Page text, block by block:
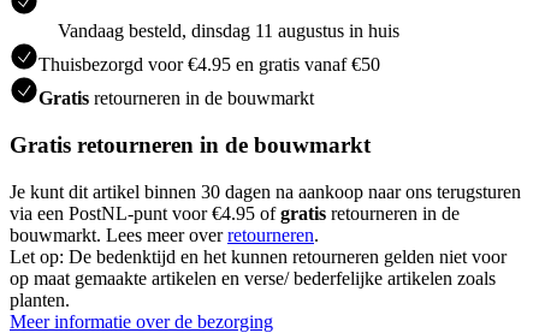
Vandaag besteld, dinsdag 11 augustus in huis
Thuisbezorgd voor €4.95 en gratis vanaf €50
Gratis retourneren in de bouwmarkt
Gratis retourneren in de bouwmarkt
Je kunt dit artikel binnen 30 dagen na aankoop naar ons terugsturen
via een PostNL-punt voor €4.95 ofgratis retourneren in de
bouwmarkt. Lees meer overretourneren.
Let op: De bedenktijd en het kunnen retourneren gelden niet voor
op maat gemaakte artikelen en verse/ bederfelijke artikelen zoals
planten.
Meer informatie over de bezorging